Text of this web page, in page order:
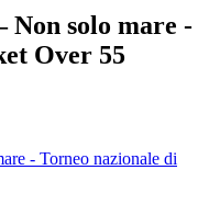
Non solo mare -
Over 55